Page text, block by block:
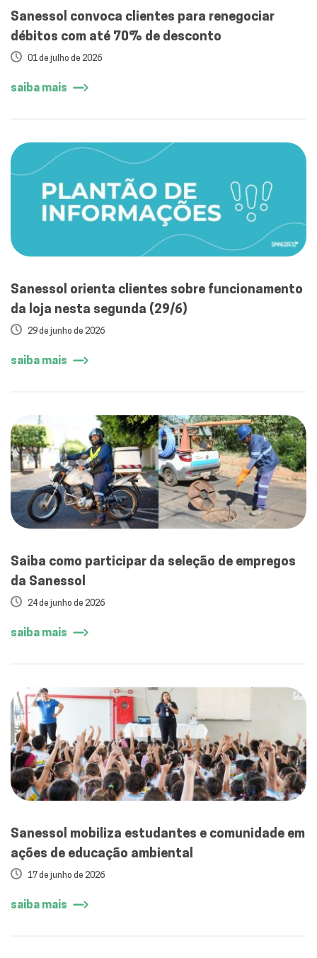
Sanessol convoca clientes para renegociar
débitos com até 70% de desconto
01 de julho de 2026
saiba mais
Sanessol orienta clientes sobre funcionamento
da loja nesta segunda (29/6)
29 de junho de 2026
saiba mais
Saiba como participar da seleção de empregos
da Sanessol
24 de junho de 2026
saiba mais
Sanessol mobiliza estudantes e comunidade em
ações de educação ambiental
17 de junho de 2026
saiba mais